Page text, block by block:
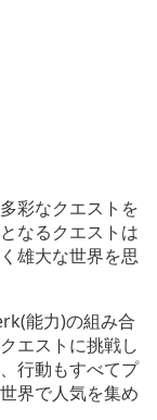
彩なクエストを
なるクエストは
雄大な世界を思
能力)の組み合
エストに挑戦し
行動もすべてプ
界で人気を集め